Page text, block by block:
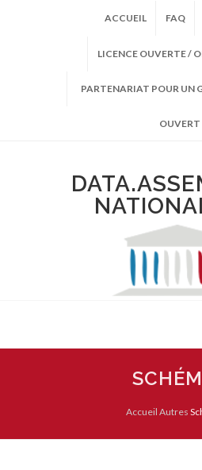
ACCUEIL FAQ
LICENCE OUVERTE /
PARTENARIAT POUR UN
OUVERT
Accueil Autres